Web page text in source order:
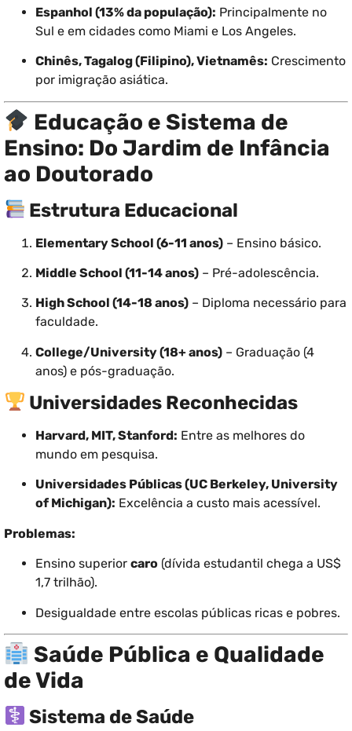
Espanhol (13% da população): Principalmente no
Sul e em cidades como Miami e Los Angeles.
Chinês, Tagalog (Filipino), Vietnamês: Crescimento
por imigração asiática.
Educação e Sistema de
Ensino: Do Jardim de Infância
ao Doutorado
Estrutura Educacional
Elementary School (6-11 anos) – Ensino básico.
Middle School (11-14 anos) – Pré-adolescência.
High School (14-18 anos) – Diploma necessário para
faculdade.
College/University (18+ anos) – Graduação (4
anos) e pós-graduação.
Universidades Reconhecidas
Harvard, MIT, Stanford: Entre as melhores do
mundo em pesquisa.
Universidades Públicas (UC Berkeley, University
of Michigan): Excelência a custo mais acessível.
Problemas:
Ensino superior caro (dívida estudantil chega a US$
1,7 trilhão).
Desigualdade entre escolas públicas ricas e pobres.
Saúde Pública e Qualidade
de Vida
Sistema de Saúde